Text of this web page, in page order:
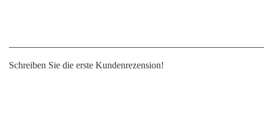
Schreiben Sie die erste Kundenrezension!